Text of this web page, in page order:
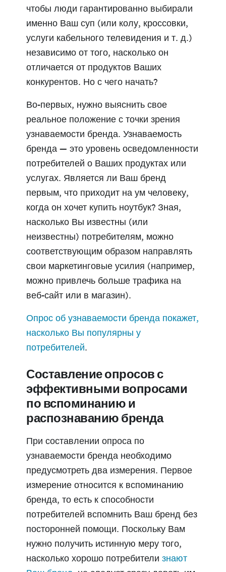
чтобы люди гарантированно выбирали
именно Ваш суп (или колу, кроссовки,
услуги кабельного телевидения и т. д.)
независимо от того, насколько он
отличается от продуктов Ваших
конкурентов. Но с чего начать?
Во-первых, нужно выяснить свое
реальное положение с точки зрения
узнаваемости бренда. Узнаваемость
бренда — это уровень осведомленности
потребителей о Ваших продуктах или
услугах. Является ли Ваш бренд
первым, что приходит на ум человеку,
когда он хочет купить ноутбук? Зная,
насколько Вы известны (или
неизвестны) потребителям, можно
соответствующим образом направлять
свои маркетинговые усилия (например,
можно привлечь больше трафика на
веб-сайт или в магазин).
Опрос об узнаваемости бренда покажет,
насколько Вы популярны у
потребителей.
Составление опросов с
эффективными вопросами
по вспоминанию и
распознаванию бренда
При составлении опроса по
узнаваемости бренда необходимо
предусмотреть два измерения. Первое
измерение относится к вспоминанию
бренда, то есть к способности
потребителей вспомнить Ваш бренд без
посторонней помощи. Поскольку Вам
нужно получить истинную меру того,
насколько хорошо потребители знают